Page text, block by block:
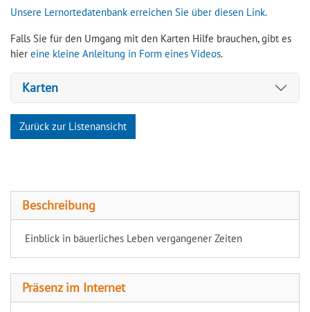
Unsere Lernortedatenbank erreichen Sie über diesen Link.
Falls Sie für den Umgang mit den Karten Hilfe brauchen, gibt es
hier eine kleine Anleitung in Form eines Videos.
Karten
Zurück zur Listenansicht
Beschreibung
Einblick in bäuerliches Leben vergangener Zeiten
Präsenz im Internet